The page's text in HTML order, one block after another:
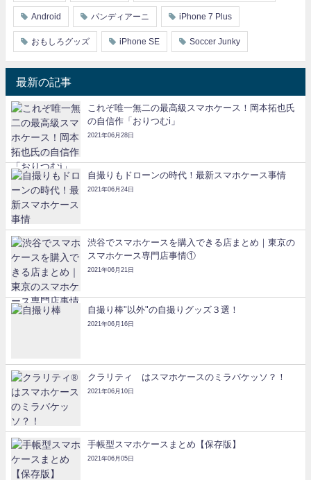
Android パンディアーニ iPhone 7 Plus
おもしろグッズ iPhone SE Soccer Junky
最新の記事
これぞ唯一無二の最高級スマホケース！岡本拓也氏
の自信作「おりつむi」
2021年06月28日
自撮りもドローンの時代！最新スマホケース事情
2021年06月24日
渋谷でスマホケースを購入できる店まとめ｜東京の
スマホケース専門店事情①
2021年06月21日
自撮り棒"以外"の自撮りグッズ３選！
2021年06月16日
クラリティ®はスマホケースのミラバケッソ？！
2021年06月10日
手帳型スマホケースまとめ【保存版】
2021年06月05日